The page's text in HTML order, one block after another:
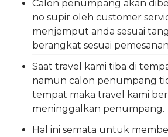
Calon penumpang akan
no supir oleh customer
menjemput anda sesuai
berangkat sesuai
Saat travel kami tiba di
namun calon penumpang
tempat maka travel kami
meninggalkan penumpang.
Hal ini semata untuk